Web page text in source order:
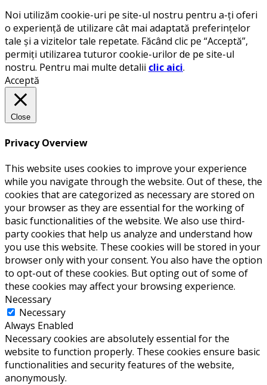
Noi utilizăm cookie-uri pe site-ul nostru pentru a-ți oferi
o experiență de utilizare cât mai adaptată preferințelor
tale și a vizitelor tale repetate. Făcând clic pe “Acceptă”,
permiți utilizarea tuturor cookie-urilor de pe site-ul
nostru. Pentru mai multe detalii clic aici.
Acceptă
Close
Privacy Overview
This website uses cookies to improve your experience
while you navigate through the website. Out of these, the
cookies that are categorized as necessary are stored on
your browser as they are essential for the working of
basic functionalities of the website. We also use third-
party cookies that help us analyze and understand how
you use this website. These cookies will be stored in your
browser only with your consent. You also have the option
to opt-out of these cookies. But opting out of some of
these cookies may affect your browsing experience.
Necessary
Necessary
Always Enabled
Necessary cookies are absolutely essential for the
website to function properly. These cookies ensure basic
functionalities and security features of the website,
anonymously.